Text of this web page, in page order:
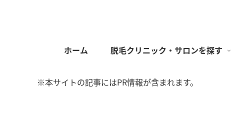
ホーム 脱毛クリニック・サロンを探す
※本サイトの記事にはPR情報が含まれます。